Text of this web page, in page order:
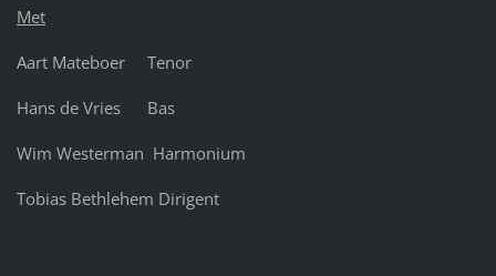
Met
Aart Mateboer Tenor
Hans de Vries Bas
Wim Westerman Harmonium
Tobias Bethlehem Dirigent